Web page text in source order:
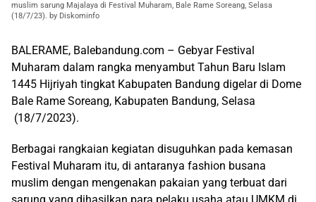
muslim sarung Majalaya di Festival Muharam, Bale Rame Soreang, Selasa
(18/7/23). by Diskominfo
BALERAME, Balebandung.com – Gebyar Festival
Muharam dalam rangka menyambut Tahun Baru Islam
1445 Hijriyah tingkat Kabupaten Bandung digelar di Dome
Bale Rame Soreang, Kabupaten Bandung, Selasa
(18/7/2023).
Berbagai rangkaian kegiatan disuguhkan pada kemasan
Festival Muharam itu, di antaranya fashion busana
muslim dengan mengenakan pakaian yang terbuat dari